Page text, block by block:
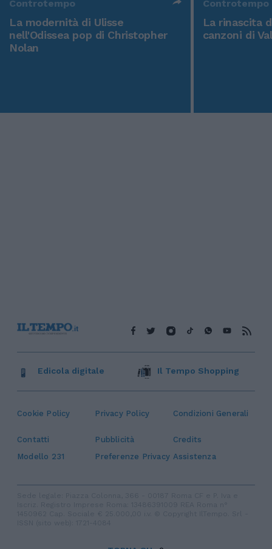
Controtempo
La modernità di Ulisse
nell'Odissea pop di Christopher
Nolan
Controtempo
La rinascita
canzoni di
Cookie Policy Privacy Policy Condizioni Generali
Contatti Pubblicità
Credits
Modello 231
Preferenze Privacy Assistenza
Edicola digitale Il Tempo Shopping